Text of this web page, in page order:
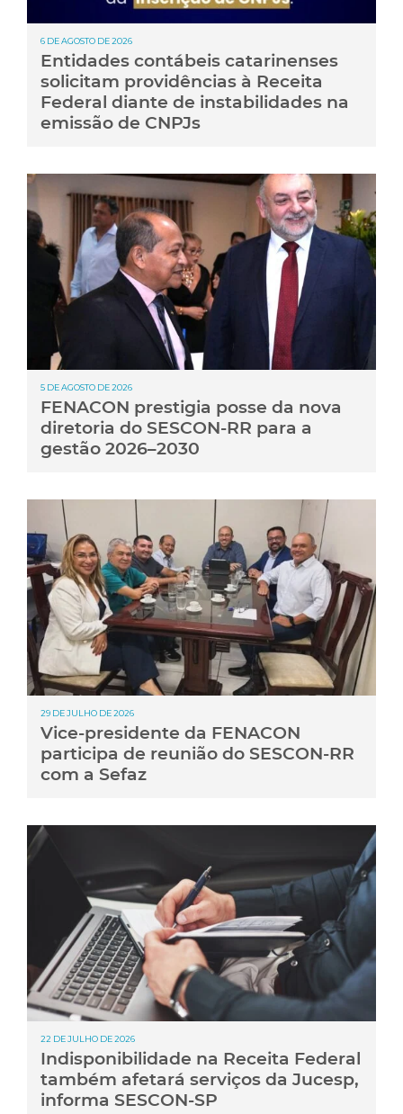
6 DE AGOSTO DE 2026
Entidades contábeis catarinenses
solicitam providências à Receita
Federal diante de instabilidades na
emissão de CNPJs
5 DE AGOSTO DE 2026
FENACON prestigia posse da nova
diretoria do SESCON-RR para a
gestão 2026–2030
29 DE JULHO DE 2026
Vice-presidente da FENACON
participa de reunião do SESCON-RR
com a Sefaz
22 DE JULHO DE 2026
Indisponibilidade na Receita Federal
também afetará serviços da Jucesp,
informa SESCON-SP